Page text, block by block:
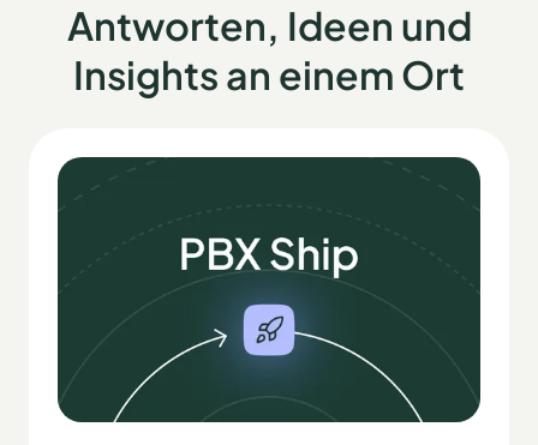
Antworten, Ideen und
Insights an einem Ort